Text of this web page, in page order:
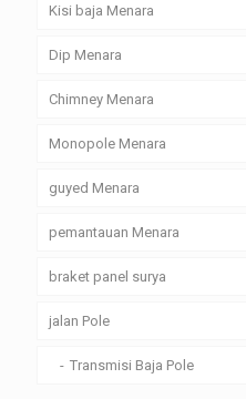
Kisi baja Menara
Dip Menara
Chimney Menara
Monopole Menara
guyed Menara
pemantauan Menara
braket panel surya
jalan Pole
Transmisi Baja Pole